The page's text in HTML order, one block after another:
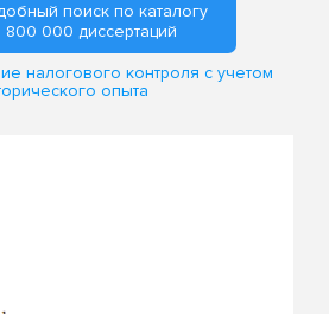
поиск по каталогу
000 диссертаций
налогового контроля с учетом
опыта